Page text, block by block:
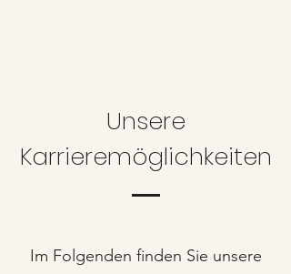
Unsere
Karrieremöglichkeiten
Im Folgenden finden Sie unsere